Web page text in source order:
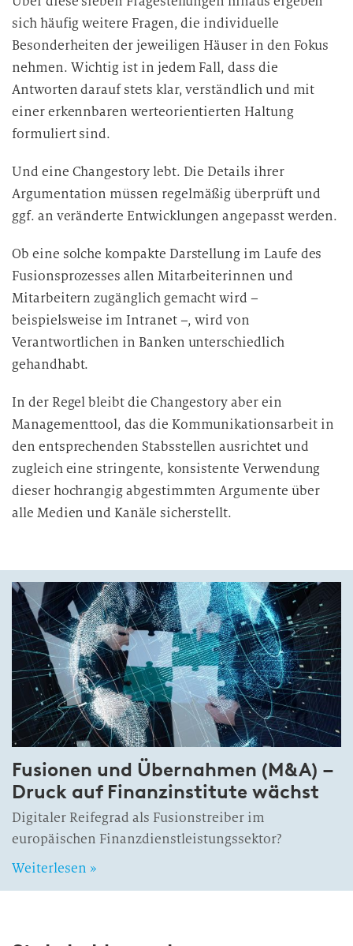
sich häufig weitere Fragen, die individuelle
Besonderheiten der jeweiligen Häuser in den Fokus
nehmen. Wichtig ist in jedem Fall, dass die
Antworten darauf stets klar, verständlich und mit
einer erkennbaren werteorientierten Haltung
formuliert sind.
Und eine Changestory lebt. Die Details ihrer
Argumentation müssen regelmäßig überprüft und
ggf. an veränderte Entwicklungen angepasst werden.
Ob eine solche kompakte Darstellung im Laufe des
Fusionsprozesses allen Mitarbeiterinnen und
Mitarbeitern zugänglich gemacht wird –
beispielsweise im Intranet –, wird von
Verantwortlichen in Banken unterschiedlich
gehandhabt.
In der Regel bleibt die Changestory aber ein
Managementtool, das die Kommunikationsarbeit in
den entsprechenden Stabsstellen ausrichtet und
zugleich eine stringente, konsistente Verwendung
dieser hochrangig abgestimmten Argumente über
alle Medien und Kanäle sicherstellt.
Fusionen und Übernahmen (M&A) –
Druck auf Finanzinstitute wächst
Digitaler Reifegrad als Fusionstreiber im
europäischen Finanzdienstleistungssektor?
Weiterlesen »